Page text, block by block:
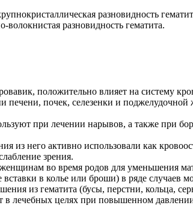
разновидность
волокнистая разновидность гематита.
положительно влияет на систему
печени, почек, селезенки и
при лечении нарывов, а также при
из него активно использовали как
зрения.
во время родов для уменьшения
в колье или броши) в ряде случаев
из гематита (бусы, перстни, кольца,
в лечебных целях при повышенном